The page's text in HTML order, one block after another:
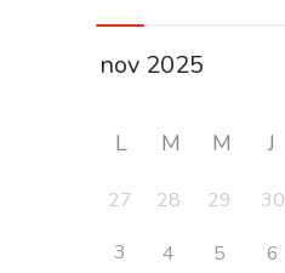
L M M J
27 28 29 30
3
4 5 6